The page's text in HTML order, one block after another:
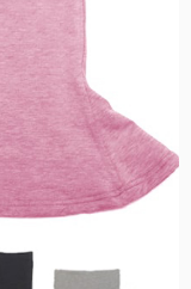
エット。
めサイズです。
ャスケット。
に大活躍。
グラスで対策を。
ンケアシリーズ。